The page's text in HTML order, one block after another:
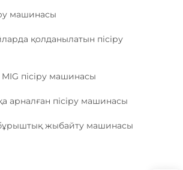
машинасы
қолданылатын пісіру
MIG пісіру машинасы
арналған пісіру машинасы
жыбайту машинасы